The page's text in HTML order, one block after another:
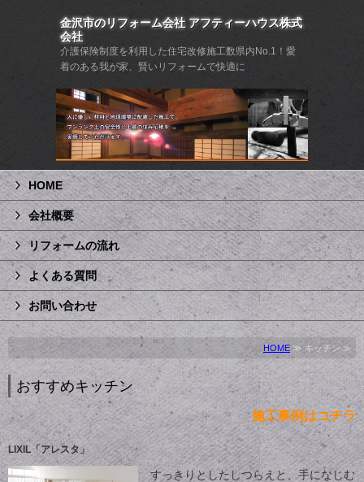
金沢市のリフォーム会社 アフティーハウス株式
会社
介護保険制度を利用した住宅改修施工数県内No.1！愛
着のある我が家、賢いリフォームで快適に
HOME
会社概要
リフォームの流れ
よくある質問
お問い合わせ
HOME ≫ キッチン ≫
おすすめキッチン
施工事例はコチラ
LIXIL「アレスタ」
すっきりとしたしつらえと、手になじむ